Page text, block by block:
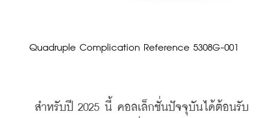
Quadruple Complication Reference 5308G-001
สำหรับปี 2025 นี้ คอลเล็กชั่นปัจจุบันได้ต้อนรับ